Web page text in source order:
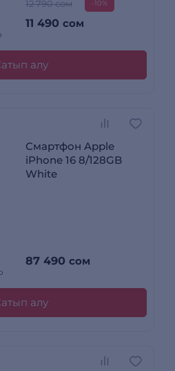
12 790 сом -10%
11 490 сом
алу
Смартфон Apple
iPhone 16 8/128GB
White
87 490 сом
алу